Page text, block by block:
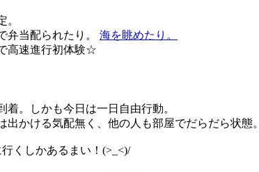
。
弁当配られたり。 海を眺めたり。
高速進行初体験☆
着。しかも今日は一日自由行動。
出かける気配無く、他の人も部屋でだらだら状態。
行くしかあるまい！(>_<)/